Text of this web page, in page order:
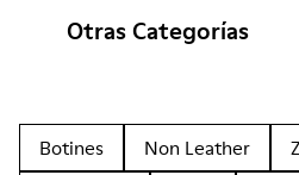
Otras Categorías
Botines Non Leather